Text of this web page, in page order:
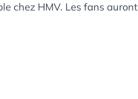
chez HMV. Les fans auront